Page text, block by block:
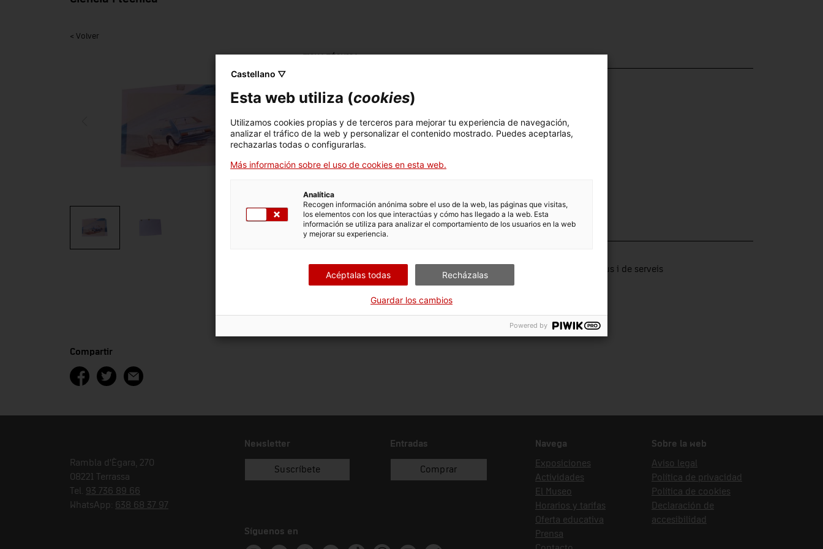
< Volver
dibuix
Número de inventario
16326
Dimensiones
Técnica
DATOS DEL MUSEO
Ciència i tècnica Sectors productius i de serveis
19/05/2015
Forma de ingreso
recol.lecció
Compartir
Rambla d'Ègara, 270
08221 Terrassa
Tel. 93 736 89 66
WhatsApp: 638 68 37 97
Newsletter
Suscríbete
Entradas
Comprar
Síguenos en
Navega
Exposiciones
Actividades
El Museo
Horarios y tarifas
Oferta educativa
Prensa
Sobre la web
Aviso legal
Política de privacidad
Política de cookies
Declaración de
accesibilidad
Castellano ▽
Esta web utiliza (cookies)
Utilizamos cookies propias y de terceros para mejorar tu experiencia de navegación,
analizar el tráfico de la web y personalizar el contenido mostrado. Puedes aceptarlas,
rechazarlas todas o configurarlas.
Más información sobre el uso de cookies en esta web.
Analítica
Recogen información anónima sobre el uso de la web, las páginas que visitas,
los elementos con los que interactúas y cómo has llegado a la web. Esta
información se utiliza para analizar el comportamiento de los usuarios en la web
y mejorar su experiencia.
Acéptalas todas Recházalas
Guardar los cambios
Powered by